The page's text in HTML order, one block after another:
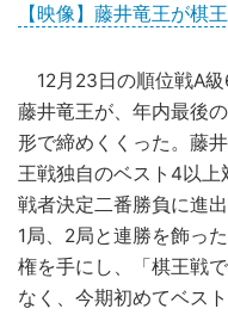
【映像】藤井竜王が棋
12月23日の順位戦A
藤井竜王が、年内最後
形で締めくくった。藤
王戦独自のベスト4以
戦者決定二番勝負に進
1局、2局と連勝を飾っ
権を手にし、「棋王戦
なく、今期初めてベス